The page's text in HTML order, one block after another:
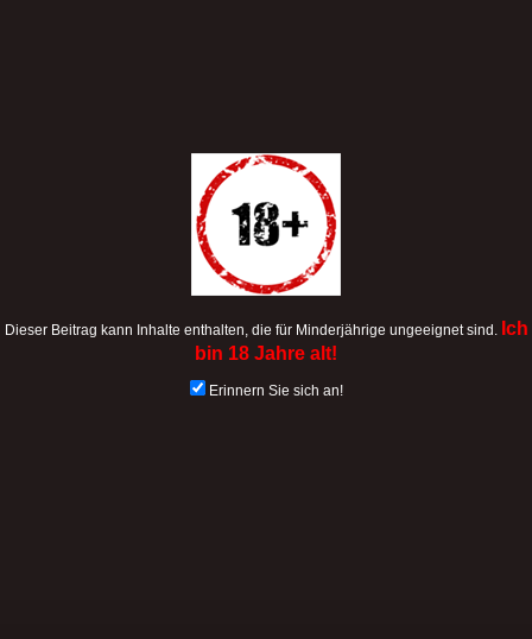
Dieser Beitrag kann Inhalte enthalten, die für Minderjährige ungeeignet sind. Ich
bin 18 Jahre alt!
Erinnern Sie sich an!